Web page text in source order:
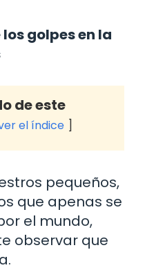
golpes en la
de este
el índice
pequeños,
que apenas se
el mundo,
observar que